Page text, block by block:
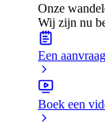
Onze
Wij zijn nu
Een
Boek een